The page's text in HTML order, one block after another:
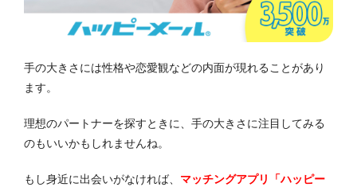
手の大きさには性格や恋愛観などの内面が現れることがあり
ます。
理想のパートナーを探すときに、手の大きさに注目してみる
のもいいかもしれませんね。
もし身近に出会いがなければ、 マッチングアプリ「ハッピー